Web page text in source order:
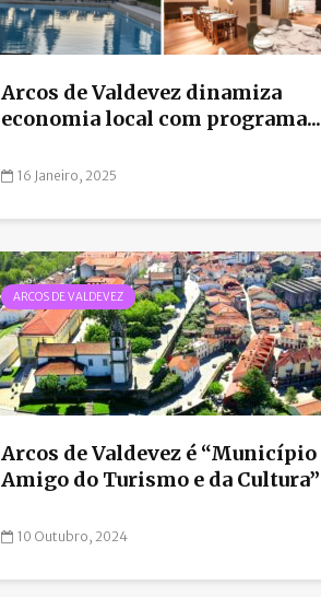
Arcos de Valdevez dinamiza
economia local com programa...
16 Janeiro, 2025
ARCOS DE VALDEVEZ
Arcos de Valdevez é “Município
Amigo do Turismo e da Cultura”
10 Outubro, 2024